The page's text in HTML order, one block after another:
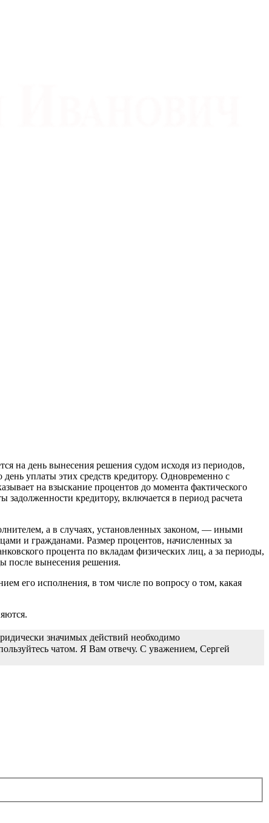
на день вынесения решения судом исходя из периодов,
уплаты этих средств кредитору. Одновременно с
на взыскание процентов до момента фактического
задолженности кредитору, включается в период расчета
а в случаях, установленных законом, — иными
и гражданами. Размер процентов, начисленных за
процента по вкладам физических лиц, а за периоды,
после вынесения решения.
его исполнения, в том числе по вопросу о том, какая
значимых действий необходимо
чатом. Я Вам отвечу. С уважением, Сергей